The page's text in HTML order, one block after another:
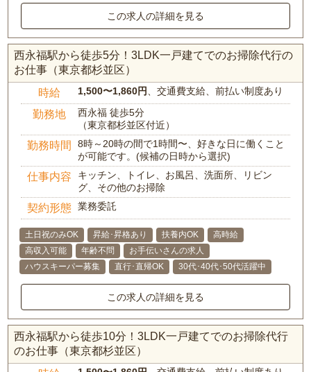
この求人の詳細を見る
西永福駅から徒歩5分！3LDK一戸建てでのお掃除代行の
お仕事（東京都杉並区）
時給 1,500〜1,860円、交通費支給、前払い制度あり
勤務地
西永福 徒歩5分
（東京都杉並区付近）
勤務時間
8時～20時の間で1時間〜、好きな日に働くこと
が可能です。(候補の日時から選択)
仕事内容
キッチン、トイレ、お風呂、洗面所、リビン
グ、その他のお掃除
契約形態 業務委託
土日祝のみOK 昇給･昇格あり 扶養内OK
高時給
高収入可能
年齢不問
お手伝いさんの求人
ハウスキーパー募集
直行･直帰OK 30代･40代･50代活躍中
この求人の詳細を見る
西永福駅から徒歩10分！3LDK一戸建てでのお掃除代行
のお仕事（東京都杉並区）